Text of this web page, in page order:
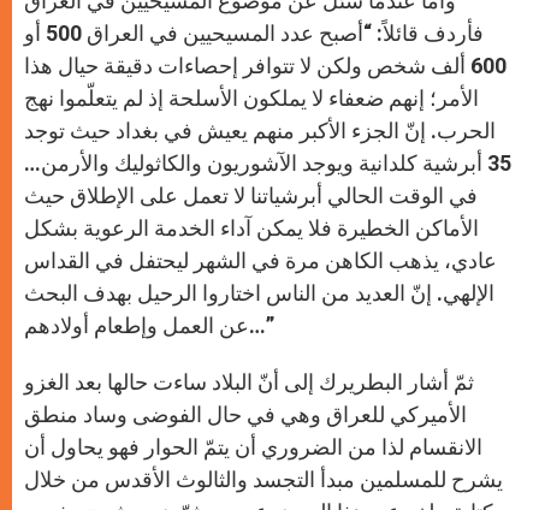
فأردف قائلاً: “أصبح عدد المسيحيين في العراق 500 أو
600 ألف شخص ولكن لا تتوافر إحصاءات دقيقة حيال هذا
الأمر؛ إنهم ضعفاء لا يملكون الأسلحة إذ لم يتعلّموا نهج
الحرب. إنّ الجزء الأكبر منهم يعيش في بغداد حيث توجد
35 أبرشية كلدانية ويوجد الآشوريون والكاثوليك والأرمن…
في الوقت الحالي أبرشياتنا لا تعمل على الإطلاق حيث
الأماكن الخطيرة فلا يمكن آداء الخدمة الرعوية بشكل
عادي، يذهب الكاهن مرة في الشهر ليحتفل في القداس
الإلهي. إنّ العديد من الناس اختاروا الرحيل بهدف البحث
عن العمل وإطعام أولادهم…”
ثمّ أشار البطريرك إلى أنّ البلاد ساءت حالها بعد الغزو
الأميركي للعراق وهي في حال الفوضى وساد منطق
الانقسام لذا من الضروري أن يتمّ الحوار فهو يحاول أن
يشرح للمسلمين مبدأ التجسد والثالوث الأقدس من خلال